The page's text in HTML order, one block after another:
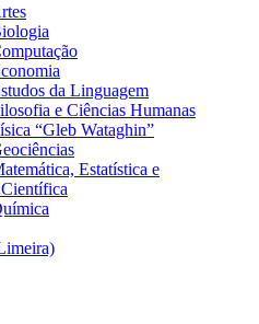
da Linguagem
e Ciências Humanas
“Gleb Wataghin”
Estatística e